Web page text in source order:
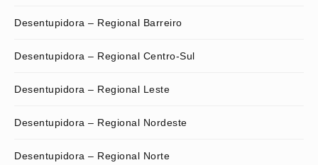
Desentupidora – Regional Barreiro
Desentupidora – Regional Centro-Sul
Desentupidora – Regional Leste
Desentupidora – Regional Nordeste
Desentupidora – Regional Norte